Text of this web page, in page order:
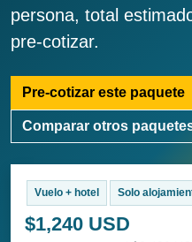
persona, total
pre-cotizar.
Pre-cotizar este paquete
Comparar otros
Vuelo + hotel Solo
$1,240 USD